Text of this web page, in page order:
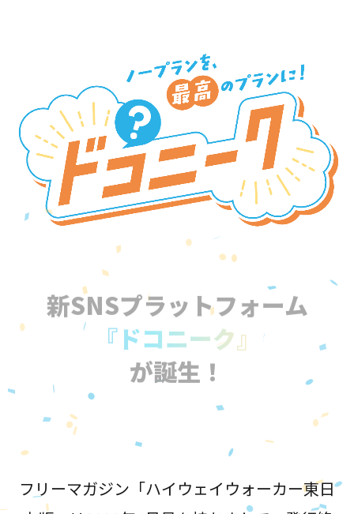
新SNSプラットフォーム
『ドコニーク』
が誕生！
フリーマガジン「ハイウェイウォーカー東日